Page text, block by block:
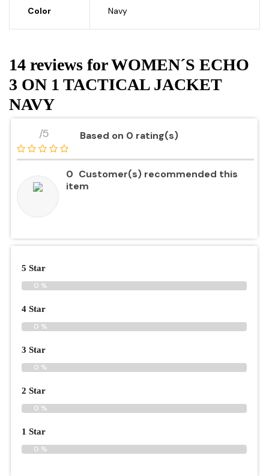
Color Navy
14 reviews forWOMEN´S ECHO
3 ON 1 TACTICAL JACKET
NAVY
/5 Based on 0 rating(s)
0 Customer(s) recommended this
item
5 Star
0 %
4 Star
0 %
3 Star
0 %
2 Star
0 %
1 Star
0 %